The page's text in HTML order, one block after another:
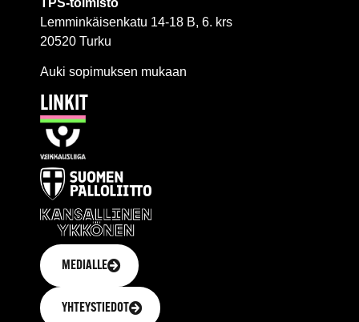
Lemminkäisenkatu 14-18 B, 6. krs
20520 Turku
Auki sopimuksen mukaan
LINKIT
MEDIALLE
YHTEYSTIEDOT